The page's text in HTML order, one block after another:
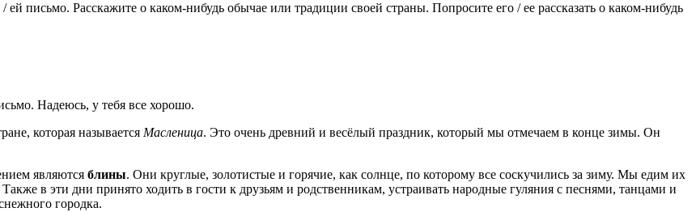
письмо. Расскажите о каком-нибудь обычае или традиции своей страны. Попросите его / ее рассказать о каком-нибудь
Надеюсь, у тебя все хорошо.
которая называется Масленица. Это очень древний и весёлый праздник, который мы отмечаем в конце зимы. Он
являются блины. Они круглые, золотистые и горячие, как солнце, по которому все соскучились за зиму. Мы едим их
в эти дни принято ходить в гости к друзьям и родственникам, устраивать народные гуляния с песнями, танцами и
городка.